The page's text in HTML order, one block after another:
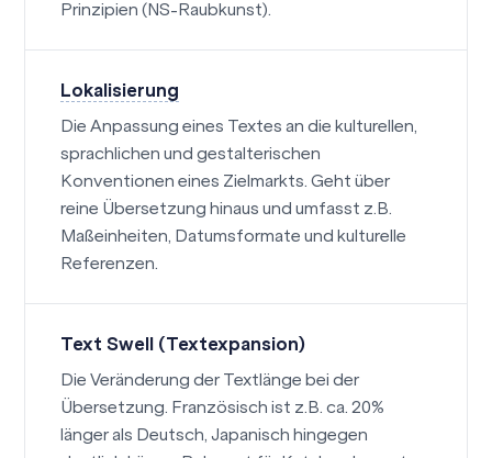
Prinzipien (NS-Raubkunst).
Lokalisierung
Die Anpassung eines Textes an die kulturellen,
sprachlichen und gestalterischen
Konventionen eines Zielmarkts. Geht über
reine Übersetzung hinaus und umfasst z.B.
Maßeinheiten, Datumsformate und kulturelle
Referenzen.
Text Swell (Textexpansion)
Die Veränderung der Textlänge bei der
Übersetzung. Französisch ist z.B. ca. 20%
länger als Deutsch, Japanisch hingegen